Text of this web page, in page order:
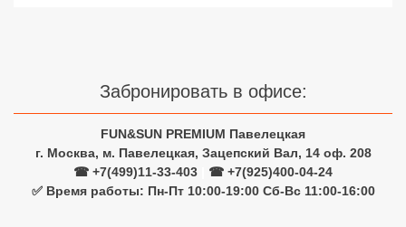
Забронировать в офисе:
FUN&SUN PREMIUM Павелецкая
г. Москва, м. Павелецкая, Зацепский Вал, 14 оф. 208
☎ +7(499)11-33-403
☎ +7(925)400-04-24
✅ Время работы: Пн-Пт 10:00-19:00 Сб-Вс 11:00-16:00
Сетевые отели Мальдив